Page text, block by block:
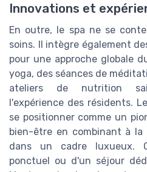
Innovations et
En outre, le spa ne se
soins. Il intègre également
pour une approche globale
yoga, des séances de
ateliers de nutrition
l'expérience des résidents.
se positionner comme un
bien-être en combinant à
dans un cadre luxueux.
ponctuel ou d'un séjour